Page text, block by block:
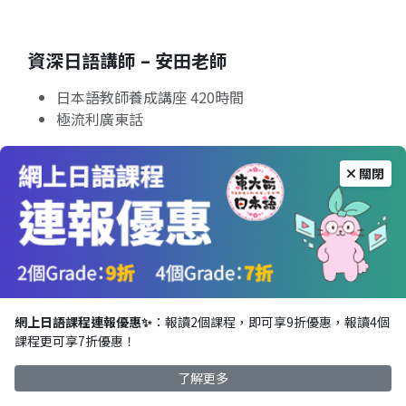
關閉
網上日語課程連報優惠✨ ：報讀2個課程，即可享9折優惠，報讀4個
課程更可享7折優惠！
了解更多
資深日語講師 – 安田老師
日本語教師養成講座 420時間
極流利廣東話
了解更多